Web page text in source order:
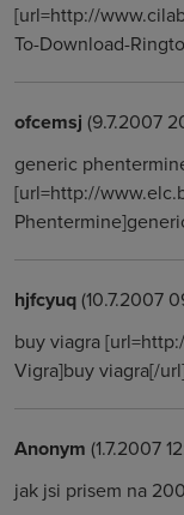
[url=http://
To-Download-
ofcemsj (9.7.2007
generic
[url=http://
hjfcyuq(10.7.2007
buy viagra
Vigra]buy viagra[/
Anonym (1.7.2007
jak jsi prisem na